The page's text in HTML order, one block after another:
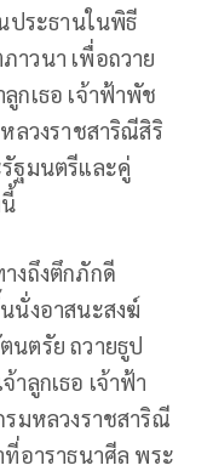
ประธานในพิธี
าวนา เพื่อถวาย
กเธอ เจ้าฟ้าพัช
ลวงราชสาริณีสิริ
ฐมนตรีและคู่
งถึงตึกภักดี
นั่งอาสนะสงฆ์
นตรัย ถวายธูป
ลูกเธอ เจ้าฟ้า
มหลวงราชสาริณี
อาราธนาศีล พระ